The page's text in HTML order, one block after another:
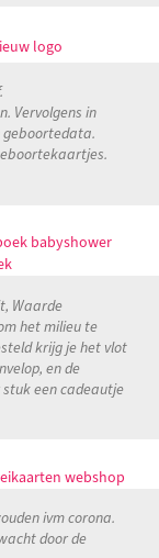
logo
Vervolgens in
geboortedata.
babyshower
Waarde
het milieu te
krijg je het vlot
en de
een cadeautje
webshop
ivm corona.
door de